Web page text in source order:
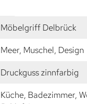
Möbelgriff Delbrück
Meer, Muschel, Design
Druckguss zinnfarbig
Küche, Badezimmer,